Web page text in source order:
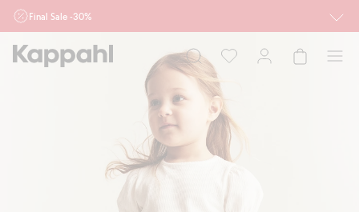
Final Sale -30%
działu outlet do 10.8 w sklepach Kappahl i Newbie oraz na kappahl.com. Ofert
nie łączymy
Mężczyzna Dziecko